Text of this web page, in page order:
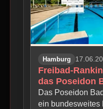
Hamburg
Freibad-
das Poseidon
Das Poseidon
ein bundesweites